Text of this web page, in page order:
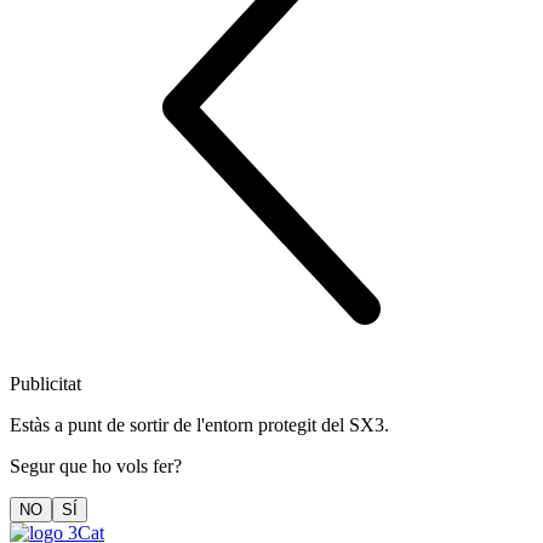
Publicitat
Estàs a punt de sortir de l'entorn protegit del SX3.
Segur que ho vols fer?
NO SÍ